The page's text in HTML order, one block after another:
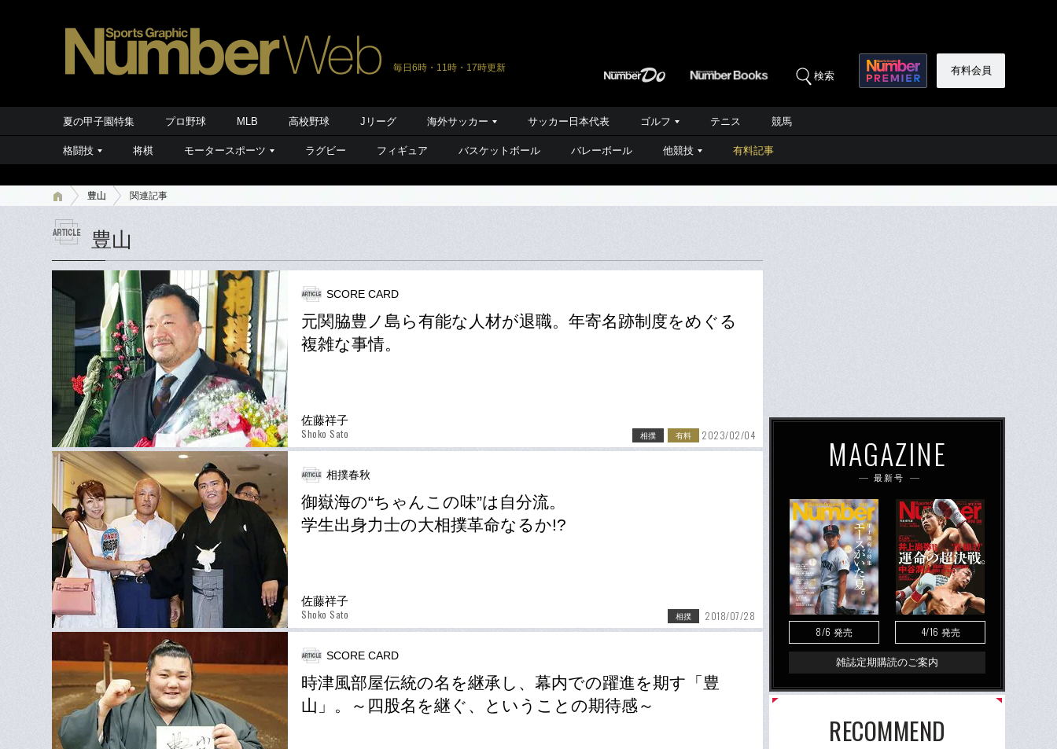
毎日6時・11時・17時更新
検索 有料会員
夏の甲子園特集 プロ野球 MLB 高校野球 Jリーグ 海外サッカー サッカー日本代表 ゴルフ テニス 競馬
格闘技 将棋 モータースポーツ ラグビー フィギュア バスケットボール バレーボール 他競技 有料記事
豊山 関連記事
豊山
SCORE CARD
元関脇豊ノ島ら有能な人材が退職。年寄名跡制度をめぐる
複雑な事情。
佐藤祥子
Shoko Sato 相撲 有料 2023/02/04
相撲春秋
御嶽海の“ちゃんこの味”は自分流。
学生出身力士の大相撲革命なるか!?
佐藤祥子
Shoko Sato 相撲 2018/07/28
SCORE CARD
時津風部屋伝統の名を継承し、幕内での躍進を期す「豊
山」。～四股名を継ぐ、ということの期待感～
MAGAZINE
最新号
8/6 発売 4/16 発売
雑誌定期購読のご案内
RECOMMEND